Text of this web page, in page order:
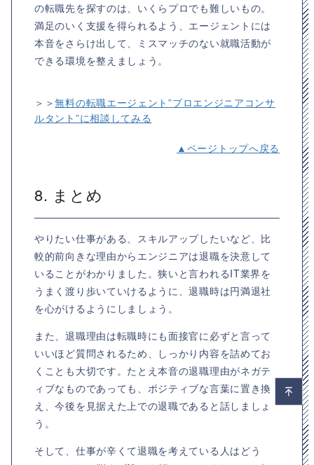
の転職先を探すのは、いくらプロでも難しいもの。
満足のいく支援を得られるよう、エージェントには
本音をさらけ出して、ミスマッチのない就職活動が
できる環境を整えましょう。
＞＞無料の転職エージェント”プロエンジニアコンサ
ルタント”に相談してみる
▲ページトップへ戻る
8. まとめ
やりたい仕事がある、スキルアップしたいなど、比
較的前向きな理由からエンジニアは退職を決意して
いることがわかりました。狭いと言われるIT業界を
うまく渡り歩いていけるように、退職時は円満退社
を心がけるようにしましょう。
また、退職理由は転職時にも面接官に必ずと言って
いいほど質問されるため、しっかり内容を詰めてお
くことも大切です。たとえ本音の退職理由がネガテ
ィブなものであっても、ポジティブな言葉に置き換
え、今後を見据えた上での退職であると話しましょ
う。
そして、仕事が辛くて退職を考えている人はどう